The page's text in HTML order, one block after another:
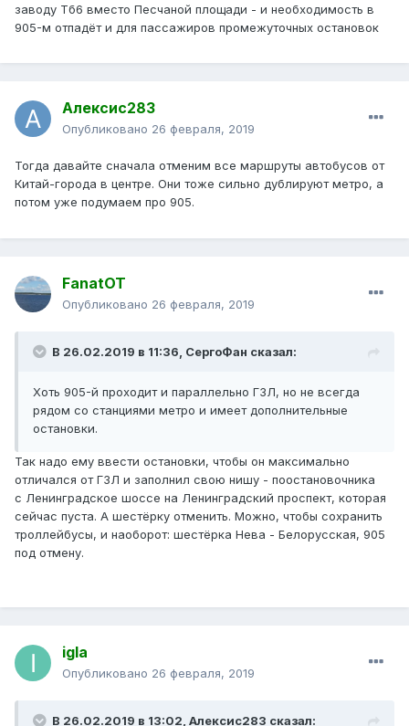
заводу Тб6 вместо Песчаной площади - и необходимость в
905-м отпадёт и для пассажиров промежуточных остановок
Алексис283
Опубликовано 26 февраля, 2019
Тогда давайте сначала отменим все маршруты автобусов от
Китай-города в центре. Они тоже сильно дублируют метро, а
потом уже подумаем про 905.
FanatOT
Опубликовано 26 февраля, 2019
В 26.02.2019 в 11:36, СергоФан сказал:
Хоть 905-й проходит и параллельно ГЗЛ, но не всегда
рядом со станциями метро и имеет дополнительные
остановки.
Так надо ему ввести остановки, чтобы он максимально
отличался от ГЗЛ и заполнил свою нишу - поостановочника
с Ленинградское шоссе на Ленинградский проспект, которая
сейчас пуста. А шестёрку отменить. Можно, чтобы сохранить
троллейбусы, и наоборот: шестёрка Нева - Белорусская, 905
под отмену.
igla
Опубликовано 26 февраля, 2019
В 26.02.2019 в 13:02, Алексис283 сказал: